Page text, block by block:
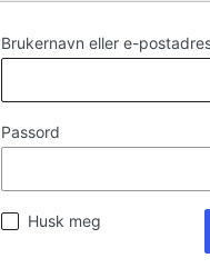
Brukernavn eller e-
Passord
Husk meg